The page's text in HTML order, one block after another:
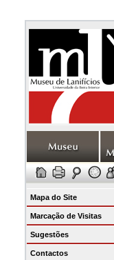
Mapa do Site
Marcação de Visitas
Sugestões
Contactos